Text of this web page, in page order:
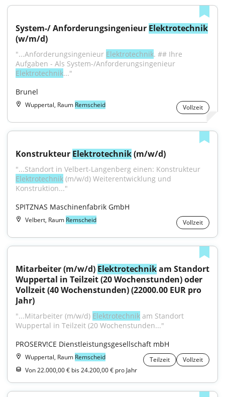
System-/ Anforderungsingenieur Elektrotechnik
(w/m/d)
"...Anforderungsingenieur Elektrotechnik. ## Ihre
Elektrotechnik..."
Brunel
Wuppertal, Raum Remscheid Vollzeit
Konstrukteur Elektrotechnik (m/w/d)
Elektrotechnik (m/w/d) Weiterentwicklung und
Konstruktion..."
SPITZNAS Maschinenfabrik GmbH
Velbert, Raum Remscheid Vollzeit
Mitarbeiter (m/w/d) Elektrotechnik am Standort
Wuppertal in Teilzeit (20 Wochenstunden) oder
Vollzeit (40 Wochenstunden) (22000.00 EUR pro
Jahr)
"...Mitarbeiter (m/w/d) Elektrotechnik am Standort
Wuppertal in Teilzeit (20 Wochenstunden..."
PROSERV!CE Dienstleistungsgesellschaft mbH
Wuppertal, Raum Remscheid Teilzeit
Vollzeit
Von 22.000,00 € bis 24.200,00 € pro Jahr